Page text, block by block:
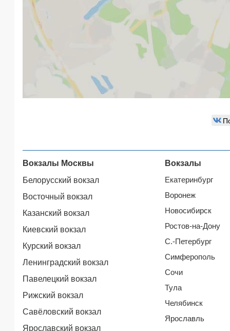
Вокзалы Москвы
Белорусский вокзал
Восточный вокзал
Казанский вокзал
Киевский вокзал
Курский вокзал
Ленинградский вокзал
Павелецкий вокзал
Рижский вокзал
Савёловский вокзал
Ярославский вокзал
Вокзалы
Екатеринбург
Воронеж
Новосибирск
Ростов-на-Дону
С.-Петербург
Симферополь
Сочи
Тула
Челябинск
Ярославль